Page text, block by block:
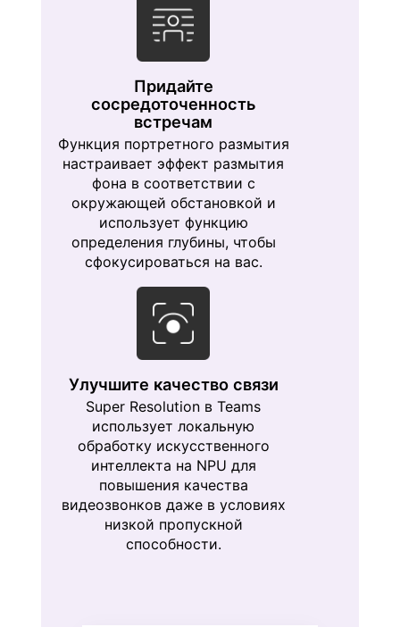
Придайте
сосредоточенность
встречам
Функция портретного размытия
настраивает эффект размытия
фона в соответствии с
окружающей обстановкой и
использует функцию
определения глубины, чтобы
сфокусироваться на вас.
Улучшите качество связи
Super Resolution в Teams
использует локальную
обработку искусственного
интеллекта на NPU для
повышения качества
видеозвонков даже в условиях
низкой пропускной
способности.